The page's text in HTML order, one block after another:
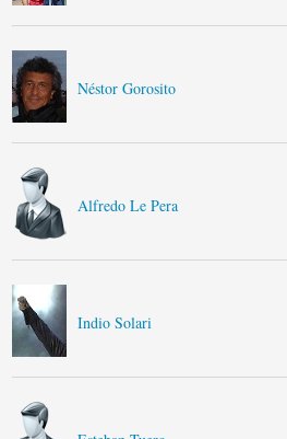
Néstor Gorosito
Alfredo Le Pera
Indio Solari